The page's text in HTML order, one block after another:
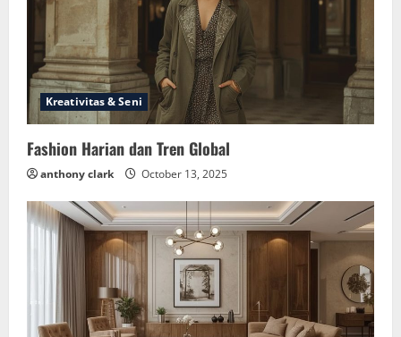
Kreativitas & Seni
Fashion Harian dan Tren Global
anthony clark October 13, 2025